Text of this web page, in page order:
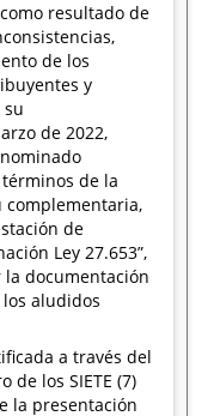
como resultado de
de los
y
de 2022,
términos de la
complementaria,
de
Ley 27.653”,
documentación
aludidos
a través del
de los SIETE (7)
la presentación